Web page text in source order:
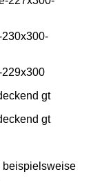
beispielsweise